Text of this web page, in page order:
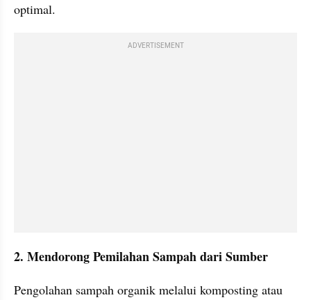
optimal.
ADVERTISEMENT
2. Mendorong Pemilahan Sampah dari Sumber
Pengolahan sampah organik melalui komposting atau